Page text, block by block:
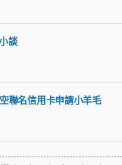
談
聯名信用卡申請小羊毛